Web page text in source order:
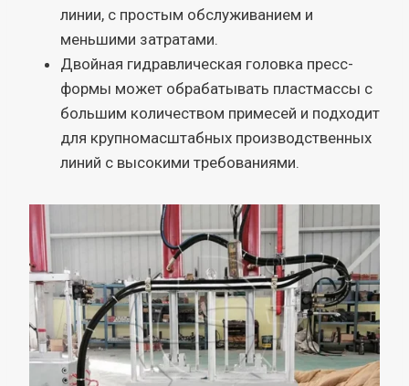
линии, с простым обслуживанием и
меньшими затратами.
Двойная гидравлическая головка пресс-
формы может обрабатывать пластмассы с
большим количеством примесей и подходит
для крупномасштабных производственных
линий с высокими требованиями.